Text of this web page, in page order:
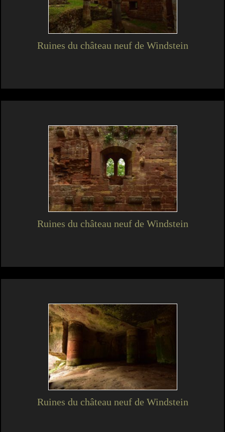
Ruines du château neuf de Windstein
Ruines du château neuf de Windstein
Ruines du château neuf de Windstein